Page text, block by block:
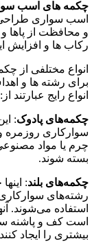
چکمه های اسب
اسب سواری طراحی
و محافظت از پاها و
رکاب ها و افزایش
انواع مختلفی از
برای رشته ها و
انواع رایج عبارتند از:
چکمه‌های پادوک:
سوارکاری روزمره و
چرم یا مواد
بسته شوند.
چکمه‌های بلند:
رشته‌های سوارکاری
استفاده می‌شوند.
است کف و پاشنه
بیشتری را ایجاد